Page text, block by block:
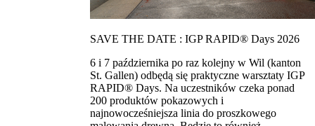
SAVE THE DATE : IGP RAPID® Days 2026
6 i 7 października po raz kolejny w Wil (kanton
St. Gallen) odbędą się praktyczne warsztaty IGP
RAPID® Days. Na uczestników czeka ponad
200 produktów pokazowych i
najnowocześniejsza linia do proszkowego